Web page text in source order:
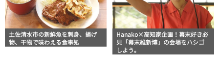
土佐清水市の新鮮魚を刺身、揚げ
物、干物で味わえる食事処
Hanako×高知家企画！幕末好き必
見「幕末維新博」の会場をハシゴ
しよう。